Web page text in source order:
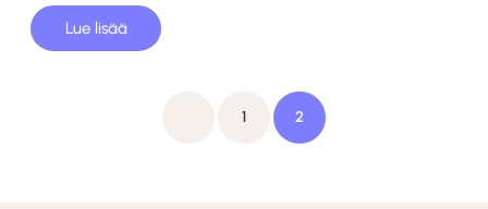
Lue lisää
Previous1 2